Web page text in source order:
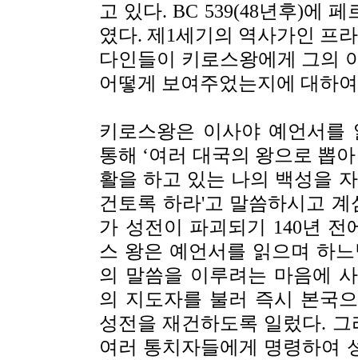
고 있다. BC 539(48년후)에
였다. 제1세기의 역사가인 프
다인들이 키로스왕에게 그의
어떻게 보여주었는지에 대하
키로스왕은 이사야 예언서
통해 ‘여러 대국의 왕으로 뽑
활을 하고 있는 나의 백성을
건토록 하라'고 말씀하시고
가 성전이 파괴되기 140년
스 왕은 예언서를 읽으며 하
의 말씀을 이루려는 마음에
의 지도자를 불러 즉시 본국
성전을 재건하도록 일렀다.
여러 통치자들에게 명령하여